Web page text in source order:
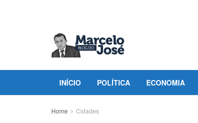
INÍCIO POLÍTICA ECONOMIA
Home Cidades